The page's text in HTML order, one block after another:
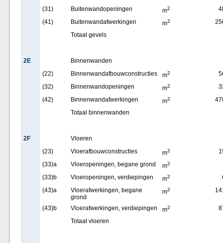
(31)
Buitenwandopeningen m2
(41)
Buitenwandafwerkingen m2
Totaal gevels
2E
Binnenwanden
(22)
Binnenwandafbouwconstructies m2
(32)
Binnenwandopeningen m2
(42)
Binnenwandafwerkingen m2
Totaal binnenwanden
2F
Vloeren
(23)
Vloerafbouwconstructies m2
(33)a
Vloeropeningen, begane grond m2
(33)b Vloeropeningen, verdiepingen m2
(43)a
Vloerafwerkingen, begane
grond
m2
(43)b Vloerafwerkingen, verdiepingen m2
Totaal vloeren